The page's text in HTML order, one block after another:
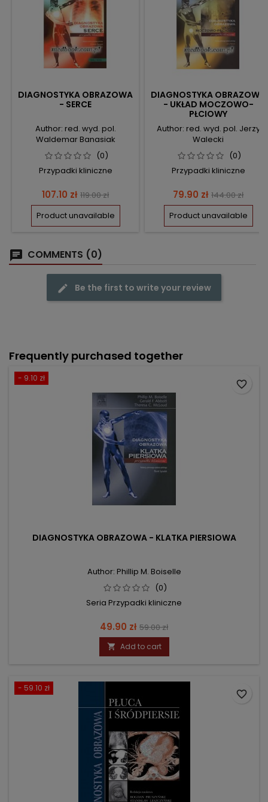
DIAGNOSTYKA OBRAZOWA
- SERCE
Author: red. wyd. pol.
Waldemar Banasiak
(0)
Przypadki kliniczne
Price
107.10 zł Regular
price
119.00 zł
Product unavailable
DIAGNOSTYKA OBRAZOWA
- UKŁAD MOCZOWO-
PŁCIOWY
Author: red. wyd. pol. Jerzy
Walecki
(0)
Przypadki kliniczne
Price
79.90 zł Regular
price
144.00 zł
Product unavailable
COMMENTS (0)
Be the first to write your review
Frequently purchased together
- 9.10 zł
DIAGNOSTYKA OBRAZOWA - KLATKA PIERSIOWA
Author: Phillip M. Boiselle
(0)
Seria Przypadki kliniczne
Price
49.90 zł Regular
price
59.00 zł
 Add to cart
favorite_border
- 59.10 zł
favorite_border